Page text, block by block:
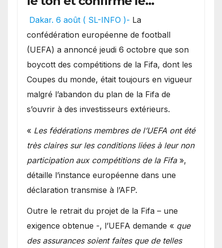
maintien de son boycott
des Coupes du monde.
Dakar. 6 août ( SL-INFO )- La
confédération européenne de football
(UEFA) a annoncé jeudi 6 octobre que son
boycott des compétitions de la Fifa, dont les
Coupes du monde, était toujours en vigueur
malgré l’abandon du plan de la Fifa de
s’ouvrir à des investisseurs extérieurs.
« Les fédérations membres de l’UEFA ont été
très claires sur les conditions liées à leur non
participation aux compétitions de la Fifa»,
détaille l’instance européenne dans une
déclaration transmise à l’AFP.
Outre le retrait du projet de la Fifa – une
exigence obtenue -, l’UEFA demande « que
des assurances soient faites que de telles